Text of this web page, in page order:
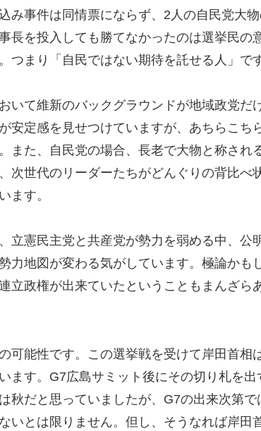
み事件は同情票にならず、2人の自民党大
長を投入しても勝てなかったのは選挙民の
まり「自民ではない期待を託せる人」です
いて維新のバックグラウンドが地域政党だ
安定感を見せつけていますが、あちらこち
また、自民党の場合、長老で大物と称され
次世代のリーダーたちがどんぐりの背比べ
ます。
立憲民主党と共産党が勢力を弱める中、公
力地図が変わる気がしています。極論かも
立政権が出来ていたということもまんざら
可能性です。この選挙戦を受けて岸田首相
ます。G7広島サミット後にその切り札を出
秋だと思っていましたが、G7の出来次第で
いとは限りません。但し、そうなれば岸田